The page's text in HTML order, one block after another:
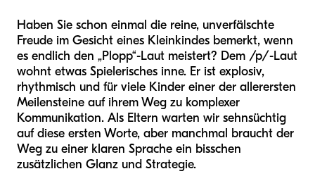
Haben Sie schon einmal die reine, unverfälschte
Freude im Gesicht eines Kleinkindes bemerkt, wenn
es endlich den „Plopp“-Laut meistert? Dem /p/-Laut
wohnt etwas Spielerisches inne. Er ist explosiv,
rhythmisch und für viele Kinder einer der allerersten
Meilensteine auf ihrem Weg zu komplexer
Kommunikation. Als Eltern warten wir sehnsüchtig
auf diese ersten Worte, aber manchmal braucht der
Weg zu einer klaren Sprache ein bisschen
zusätzlichen Glanz und Strategie.